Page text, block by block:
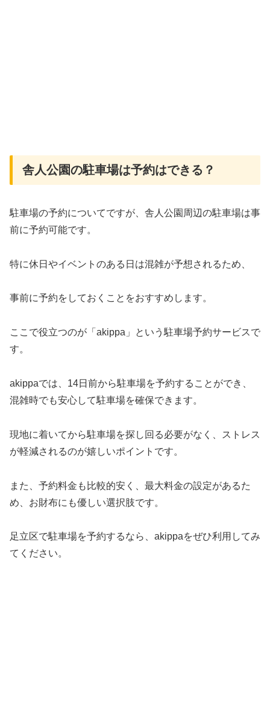
舎人公園の駐車場は予約はできる？
駐車場の予約についてですが、舎人公園周辺の駐車場は事
前に予約可能です。
特に休日やイベントのある日は混雑が予想されるため、
事前に予約をしておくことをおすすめします。
ここで役立つのが「akippa」という駐車場予約サービスで
す。
akippaでは、14日前から駐車場を予約することができ、
混雑時でも安心して駐車場を確保できます。
現地に着いてから駐車場を探し回る必要がなく、ストレス
が軽減されるのが嬉しいポイントです。
また、予約料金も比較的安く、最大料金の設定があるた
め、お財布にも優しい選択肢です。
足立区で駐車場を予約するなら、akippaをぜひ利用してみ
てください。